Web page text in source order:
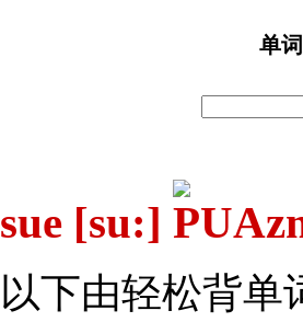
单
sue [su:]
以下由轻松背单